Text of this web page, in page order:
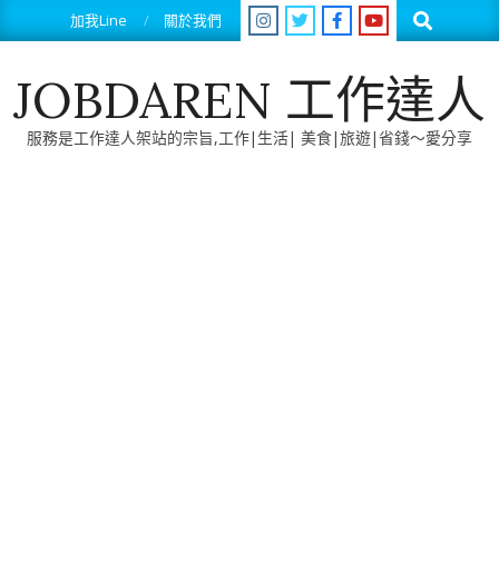
to
加我Line 關於我們 Search
JOBDAREN 工作達人
服務是工作達人架站的宗旨,工作|生活| 美食|旅遊|省錢～愛分享